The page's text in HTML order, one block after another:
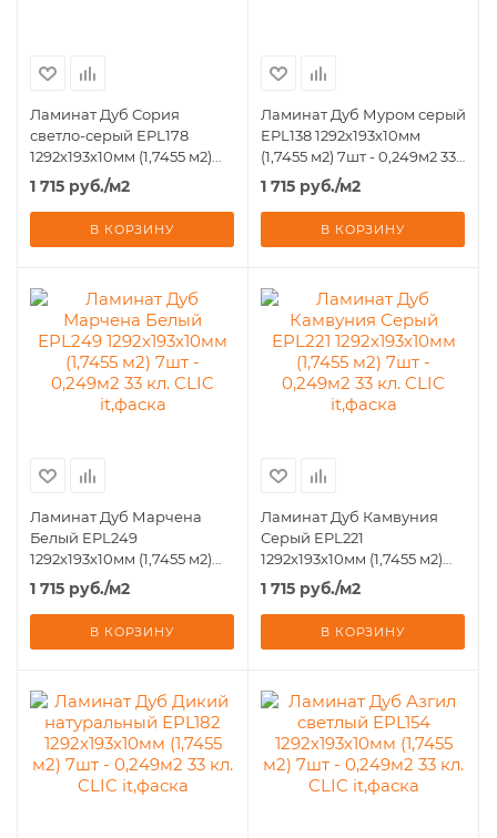
Ламинат Дуб Сория
светло-серый EPL178
1292х193х10мм (1,7455 м2)
7шт - 0,249м2 33 кл. CLIC
it,фаска
1 715 руб./м2
В КОРЗИНУ
Ламинат Дуб Муром серый
EPL138 1292х193х10мм
(1,7455 м2) 7шт - 0,249м2 33
кл. CLIC it,фаска
1 715 руб./м2
В КОРЗИНУ
Ламинат Дуб Марчена
Белый EPL249
1292х193х10мм (1,7455 м2)
7шт - 0,249м2 33 кл. CLIC
it,фаска
1 715 руб./м2
В КОРЗИНУ
Ламинат Дуб Камвуния
Серый EPL221
1292х193х10мм (1,7455 м2)
7шт - 0,249м2 33 кл. CLIC
it,фаска
1 715 руб./м2
В КОРЗИНУ